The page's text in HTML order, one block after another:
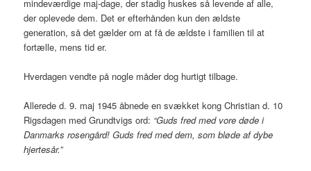
mindeværdige maj-dage, der stadig huskes så levende af alle,
der oplevede dem. Det er efterhånden kun den ældste
generation, så det gælder om at få de ældste i familien til at
fortælle, mens tid er.
Hverdagen vendte på nogle måder dog hurtigt tilbage.
Allerede d. 9. maj 1945 åbnede en svækket kong Christian d. 10
Rigsdagen med Grundtvigs ord: “Guds fred med vore døde i
Danmarks rosengård! Guds fred med dem, som bløde af dybe
hjertesår.”